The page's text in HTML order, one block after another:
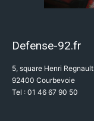
Defense-92.fr
5, square Henri Regnault
92400 Courbevoie
Tel : 01 46 67 90 50